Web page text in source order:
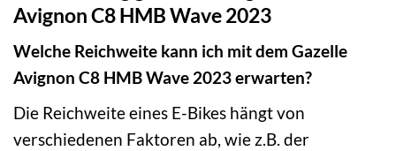
Avignon C8 HMB Wave 2023
Welche Reichweite kann ich mit dem Gazelle
Avignon C8 HMB Wave 2023 erwarten?
Die Reichweite eines E-Bikes hängt von
verschiedenen Faktoren ab, wie z.B. der